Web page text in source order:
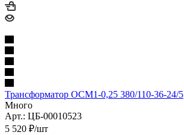
Трансформатор ОСМ1-0,25 380/110-36-24/5
Много
Арт.: ЦБ-00010523
5 520 ₽/шт